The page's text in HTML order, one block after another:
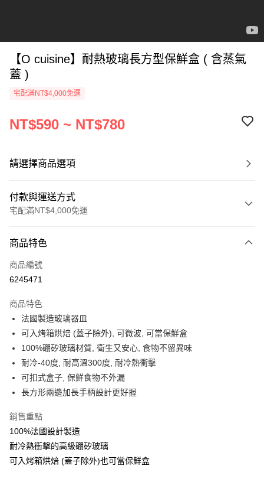
【O cuisine】耐熱玻璃長方型保鮮盒 ( 含蒸氣
蓋 )
宅配滿NT$4,000免運
NT$590 ~ NT$780
請選擇商品選項
付款與運送方式
宅配滿NT$4,000免運
信用卡一次付款
信用卡分期付款
合作金庫商業銀行
華南商業銀行
上海商業儲蓄銀行
台北富邦商業銀行
國泰世華商業銀行
兆豐國際商業銀行
臺灣中小企業銀行
台中商業銀行
匯豐（台灣）商業銀行
聯邦商業銀行
元大商業銀行
台新國際商業銀行
台灣樂天信用卡公司
LINE Pay
Apple Pay
街口支付
悠遊付
運送方式
新竹貨運
每筆NT$150，滿NT$4,000(含以上)免運費
商品特色
商品編號
6245471
商品特色
法國製造玻璃器皿
可入烤箱烘焙 (蓋子除外), 可微波, 可當保鮮盒
100%硼矽玻璃材質, 衛生又安心, 食物不留異味
耐冷-40度, 耐高溫300度, 耐冷熱衝擊
可扣式盒子, 保鮮食物不外漏
長方形兩邊加長手柄設計更好握
銷售重點
100%法國設計製造
耐冷熱衝擊的高級硼矽玻璃
可入烤箱烘焙 (蓋子除外)也可當保鮮盒